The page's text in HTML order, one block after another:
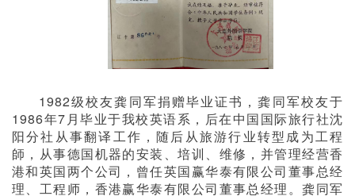
1982级校友龚同军捐赠毕业证书，龚同军校友于
1986年7月毕业于我校英语系，后在中国国际旅行社沈
阳分社从事翻译工作，随后从旅游行业转型成为工程
師，从事德国机器的安装、培训、维修，并管理经营香
港和英国两个公司，曾任英国赢华泰有限公司董事总经
理、工程师，香港赢华泰有限公司董事总经理。龚同军